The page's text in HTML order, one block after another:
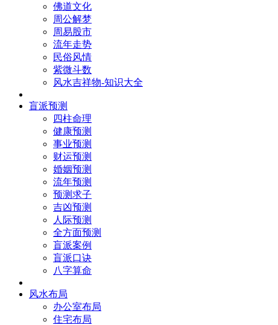
佛道文化
周公解梦
周易股市
流年走势
民俗风情
紫微斗数
风水吉祥物-知识大全
盲派预测
四柱命理
健康预测
事业预测
财运预测
婚姻预测
流年预测
预测求子
吉凶预测
人际预测
全方面预测
盲派案例
盲派口诀
八字算命
风水布局
办公室布局
住宅布局